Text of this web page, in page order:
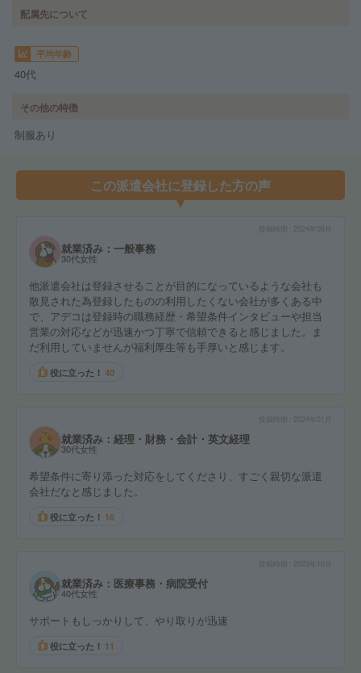
配属先について
平均年齢
40代
その他の特徴
制服あり
この派遣会社に登録した方の声
2024年08月
就業済み：一般事務
30代女性
他派遣会社は登録させることが目的になっているような会社も
散見された為登録したものの利用したくない会社が多くある中
で、アデコは登録時の職務経歴・希望条件インタビューや担当
営業の対応などが迅速かつ丁寧で信頼できると感じました。ま
だ利用していませんが福利厚生等も手厚いと感じます。
役に立った！ 40
2024年01月
就業済み：経理・財務・会計・英文経理
30代女性
希望条件に寄り添った対応をしてくださり、すごく親切な派遣
会社だなと感じました。
役に立った！ 16
2023年10月
就業済み：医療事務・病院受付
40代女性
サポートもしっかりして、やり取りが迅速
役に立った！ 11